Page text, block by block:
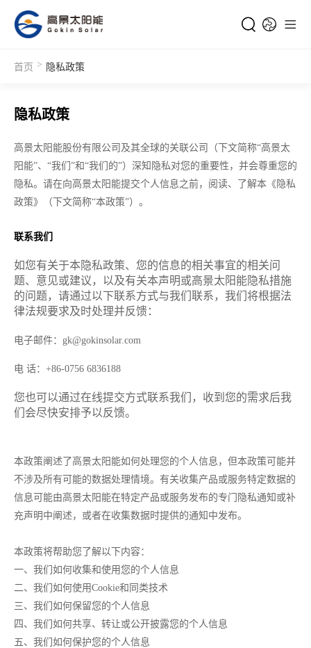
首页 > 隐私政策
隐私政策
高景太阳能股份有限公司及其全球的关联公司（下文简称“高景太
阳能”、“我们”和“我们的”）深知隐私对您的重要性，并会尊重您的
隐私。请在向高景太阳能提交个人信息之前，阅读、了解本《隐私
政策》（下文简称“本政策”）。
联系我们
如您有关于本隐私政策、您的信息的相关事宜的相关问
题、意见或建议，以及有关本声明或高景太阳能隐私措施
的问题，请通过以下联系方式与我们联系，我们将根据法
律法规要求及时处理并反馈：
电子邮件：gk@gokinsolar.com
电 话：+86-0756 6836188
您也可以通过在线提交方式联系我们，收到您的需求后我
们会尽快安排予以反馈。
本政策阐述了高景太阳能如何处理您的个人信息，但本政策可能并
不涉及所有可能的数据处理情境。有关收集产品或服务特定数据的
信息可能由高景太阳能在特定产品或服务发布的专门隐私通知或补
充声明中阐述，或者在收集数据时提供的通知中发布。
本政策将帮助您了解以下内容：
一、我们如何收集和使用您的个人信息
二、我们如何使用Cookie和同类技术
三、我们如何保留您的个人信息
四、我们如何共享、转让或公开披露您的个人信息
五、我们如何保护您的个人信息